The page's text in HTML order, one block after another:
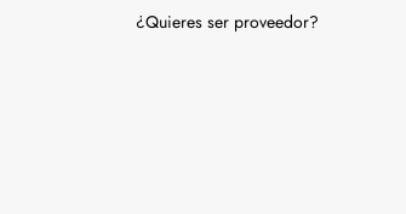
Gourmet
¿Quieres ser proveedor?